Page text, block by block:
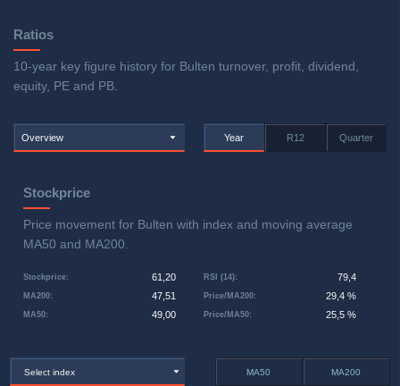
Ratios
10-year key figure history for Bulten turnover, profit, dividend,
equity, PE and PB.
Overview Year R12 Quarter
Stockprice
Price movement for Bulten with index and moving average
MA50 and MA200.
Stockprice: 61,20
MA50: 49,00
MA200: 47,51 Price/MA200: 29,4 %
RSI (14): 79,4
Price/MA50: 25,5 %
Select index MA50 MA200